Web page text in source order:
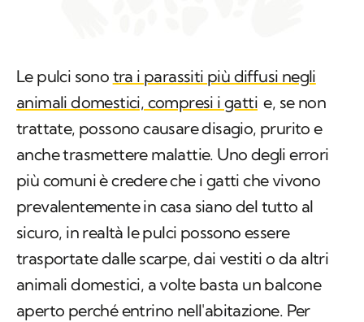
Le pulci sono tra i parassiti più diffusi negli
animali domestici, compresi i gatti e, se non
trattate, possono causare disagio, prurito e
anche trasmettere malattie. Uno degli errori
più comuni è credere che i gatti che vivono
prevalentemente in casa siano del tutto al
sicuro, in realtà le pulci possono essere
trasportate dalle scarpe, dai vestiti o da altri
animali domestici, a volte basta un balcone
aperto perché entrino nell'abitazione. Per